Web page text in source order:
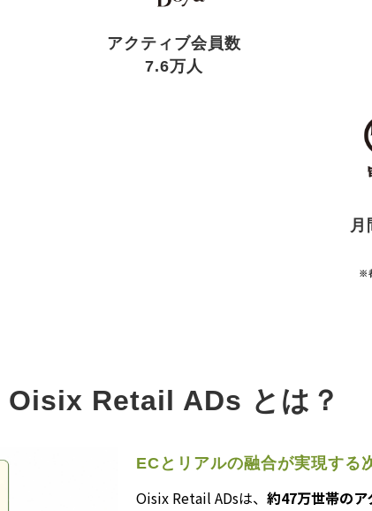
アクティブ会員数
7.6万人
月
※
Oisix Retail ADs とは？
ECとリアルの融合が実現する
Oisix Retail ADsは、 約47万世帯の